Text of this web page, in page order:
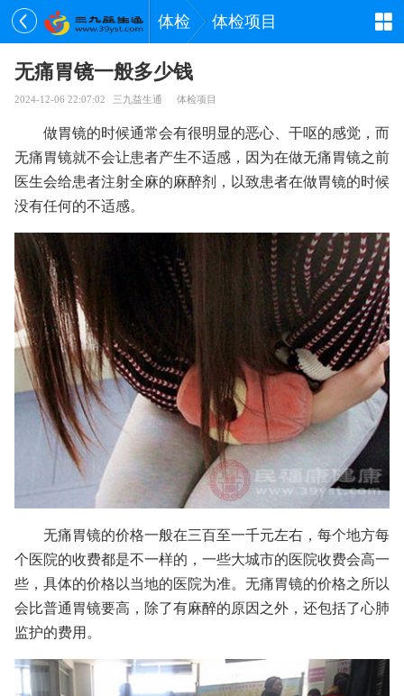
体检 体检项目
无痛胃镜一般多少钱
2024-12-06 22:07:02 三九益生通 体检项目
做胃镜的时候通常会有很明显的恶心、干呕的感觉，而
无痛胃镜就不会让患者产生不适感，因为在做无痛胃镜之前
医生会给患者注射全麻的麻醉剂，以致患者在做胃镜的时候
没有任何的不适感。
无痛胃镜的价格一般在三百至一千元左右，每个地方每
个医院的收费都是不一样的，一些大城市的医院收费会高一
些，具体的价格以当地的医院为准。无痛胃镜的价格之所以
会比普通胃镜要高，除了有麻醉的原因之外，还包括了心肺
监护的费用。